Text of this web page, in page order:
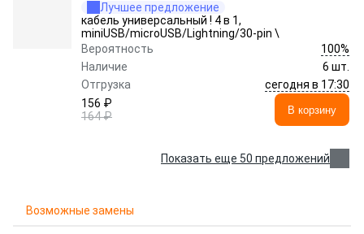
Лучшее предложение
кабель универсальный ! 4 в 1,
miniUSB/microUSB/Lightning/30-pin \
Вероятность
100%
Наличие
6 шт.
Отгрузка
сегодня в 17:30
156 ₽
164 ₽
В корзину
Показать еще 50 предложений
Возможные замены